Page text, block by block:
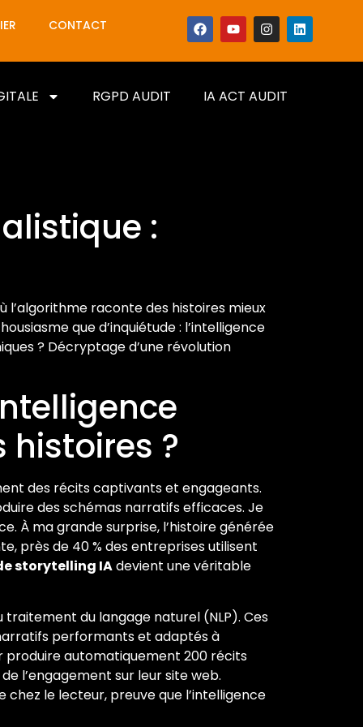
CONTACT
RGPD AUDIT IA ACT AUDIT
:
l’algorithme raconte des histoires mieux
que d’inquiétude : l’intelligence
? Décryptage d’une révolution
histoires ?
des récits captivants et engageants.
des schémas narratifs efficaces. Je
À ma grande surprise, l’histoire générée
près de 40 % des entreprises utilisent
storytelling IAdevient une véritable
du langage naturel (NLP). Ces
performants et adaptés à
produire automatiquement 200 récits
l’engagement sur leur site web.
le lecteur, preuve que l’intelligence